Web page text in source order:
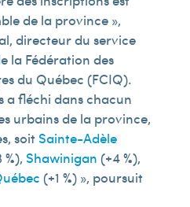
de la province »,
directeur du service
la Fédération des
du Québec (FCIQ).
a fléchi dans chacun
urbains de la province,
soit Sainte-Adèle
%), Shawinigan (+4 %),
(+1 %) », poursuit